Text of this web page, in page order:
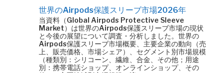
世界のAirpods保護スリーブ市場2026年
当資料（Global Airpods Protective Sleeve
Market）は世界のAirpods保護スリーブ市場の現状
と今後の展望について調査・分析しました。世界の
Airpods保護スリーブ市場概要、主要企業の動向（売
上、販売価格、市場シェア）、セグメント別市場規模
（種類別：シリコーン、繊維、合金、その他；用途
別：携帯電話ショップ、オンラインショップ、その